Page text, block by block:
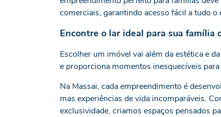
comerciais, garantindo acesso fácil a tudo o
Encontre o lar ideal para sua família
Escolher um imóvel vai além da estética e
e proporciona momentos inesquecíveis
Na Massai, cada empreendimento é
mas experiências de vida incomparáveis.
exclusividade, criamos espaços pensados